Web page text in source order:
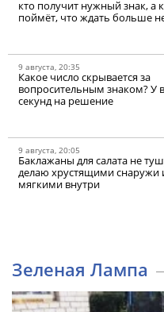
кто получит нужный знак, а
поймёт, что ждать больше
9 августа, 20:35
Какое число скрывается за
вопросительным знаком? У
секунд на решение
9 августа, 20:05
Баклажаны для салата не
делаю хрустящими снаружи
мягкими внутри
Зеленая Лампа